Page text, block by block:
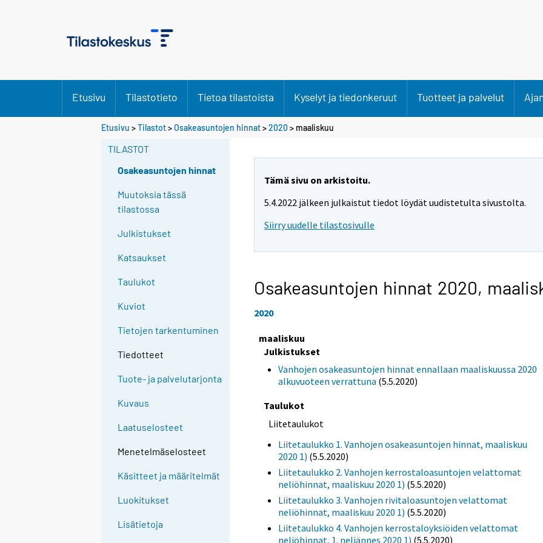
Etusivu Tilastotieto Tietoa tilastoista Kyselyt ja tiedonkeruut Tuotteet ja palvelut
Etusivu >Tilastot>Osakeasuntojen hinnat>2020 > maaliskuu
TILASTOT
Osakeasuntojen hinnat
Muutoksia tässä
tilastossa
Julkistukset
Katsaukset
Taulukot
Kuviot
Tietojen tarkentuminen
Tiedotteet
Tuote- ja palvelutarjonta
Kuvaus
Laatuselosteet
Menetelmäselosteet
Käsitteet ja määritelmät
Luokitukset
Lisätietoja
Tämä sivu on arkistoitu.
5.4.2022 jälkeen julkaistut tiedot löydät uudistetulta sivustolta.
Siirry uudelle tilastosivulle
Osakeasuntojen hinnat 2020,
2020
maaliskuu
Julkistukset
Vanhojen osakeasuntojen hinnat ennallaan maaliskuussa 2020
alkuvuoteen verrattuna (5.5.2020)
Taulukot
Liitetaulukot
Liitetaulukko 1. Vanhojen osakeasuntojen hinnat, maaliskuu
2020 1) (5.5.2020)
Liitetaulukko 2. Vanhojen kerrostaloasuntojen velattomat
neliöhinnat, maaliskuu 2020 1) (5.5.2020)
Liitetaulukko 3. Vanhojen rivitaloasuntojen velattomat
neliöhinnat, maaliskuu 2020 1) (5.5.2020)
Liitetaulukko 4. Vanhojen kerrostaloyksiöiden velattomat
neliöhinnat, 1. neljännes 2020 1) (5.5.2020)